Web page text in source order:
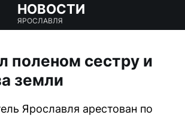
НОВОСТИ
ЯРОСЛАВЛЯ
поленом сестру и
земли
Ярославля арестован по